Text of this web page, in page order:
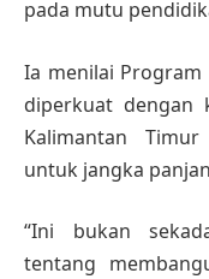
pada mutu
Ia menilai Program
diperkuat dengan
Kalimantan
untuk jangka
“Ini bukan
tentang